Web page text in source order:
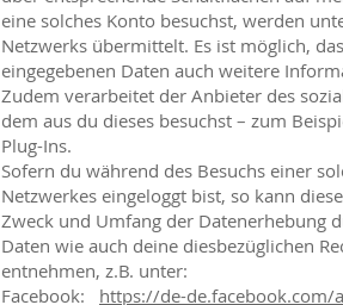
eine solches Konto besuchst, werden
Netzwerks übermittelt. Es ist möglich,
eingegebenen Daten auch weitere
Zudem verarbeitet der Anbieter des
dem aus du dieses besuchst – zum
Plug-Ins.
Sofern du während des Besuchs einer
Netzwerkes eingeloggt bist, so kann
Zweck und Umfang der Datenerhebung
Daten wie auch deine diesbezüglichen
entnehmen, z.B. unter:
Facebook: https://de-